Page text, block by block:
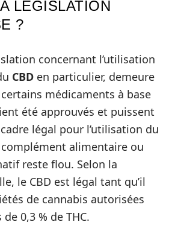
LÉGISLATION
?
concernant l’utilisation
CBD en particulier, demeure
médicaments à base
été approuvés et puissent
légal pour l’utilisation du
alimentaire ou
reste flou. Selon la
le CBD est légal tant qu’il
de cannabis autorisées
0,3 % de THC.